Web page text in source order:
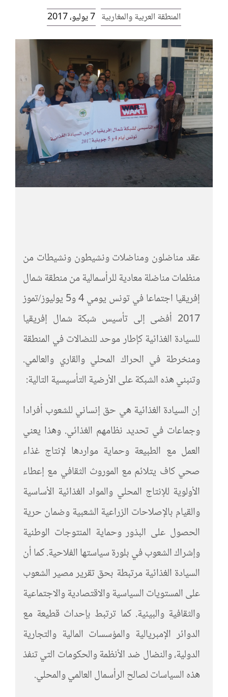
المنطقة العربية والمغاربية 7 يوليو، 2017
عقد مناضلون ومناضلات ونشيطون ونشيطات من
منظمات مناضلة معادية للرأسمالية من منطقة شمال
إفريقيا اجتماعا في تونس يومي 4 و5 يوليوز/تموز
2017 أفضى إلى تأسيس شبكة شمال إفريقيا
للسيادة الغذائية كإطار موحد للنضالات في المنطقة
ومنخرطة في الحراك المحلي والقاري والعالمي.
وتنبني هذه الشبكة على الأرضية التأسيسية التالية:
إن السيادة الغذائية هي حق إنساني للشعوب أفرادا
وجماعات في تحديد نظامهم الغذائي. وهذا يعني
العمل مع الطبيعة وحماية مواردها لإنتاج غذاء
صحي كاف يتلائم مع الموروث الثقافي مع إعطاء
الأولوية للإنتاج المحلي والمواد الغذائية الأساسية
والقيام بالإصلاحات الزراعية الشعبية وضمان حرية
الحصول على البذور وحماية المنتوجات الوطنية
وإشراك الشعوب في بلورة سياستها الفلاحية. كما أن
السيادة الغذائية مرتبطة بحق تقرير مصير الشعوب
على المستويات السياسية والاقتصادية والاجتماعية
والثقافية والبيئية. كما ترتبط بإحداث قطيعة مع
الدوائر الإمبريالية والمؤسسات المالية والتجارية
الدولية، والنضال ضد الأنظمة والحكومات التي تنفذ
هذه السياسات لصالح الرأسمال العالمي والمحلي.